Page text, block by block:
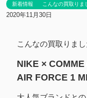
新着情報 こんなの買取りま
2020年11月30日
こんなの買取りまし
NIKE ×
AIR FORCE 1